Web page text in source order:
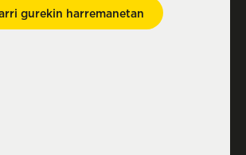
gurekin harremanetan